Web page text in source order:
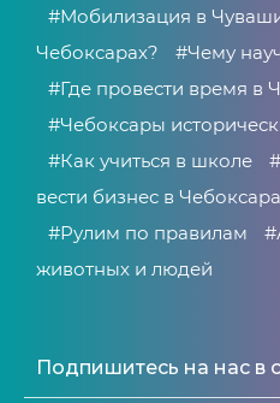
#Мобилизация в
Чебоксарах?
#Чему
#Где провести время в
#Чебоксары
#Как учиться в школе
вести бизнес в
#Рулим по правилам
животных и людей
Подпишитесь на нас в